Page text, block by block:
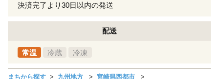
決済完了より30日以内の発送
配送
常温 冷蔵 冷凍
まちから探す 九州地方 宮崎県西都市